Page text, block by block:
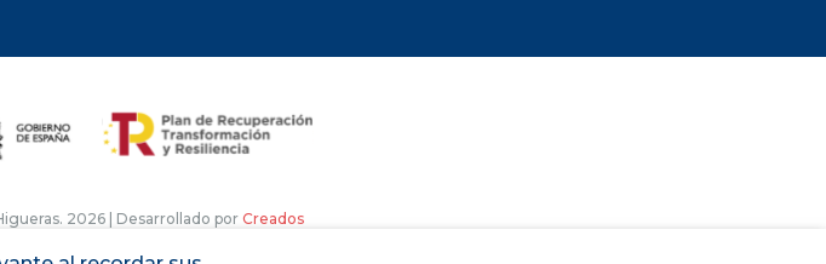
2026 | Desarrollado por Creados